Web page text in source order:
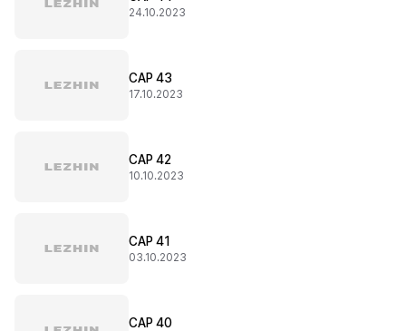
24.10.2023
CAP 43
17.10.2023
CAP 42
10.10.2023
CAP 41
03.10.2023
CAP 40